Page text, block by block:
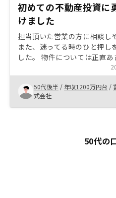
初めての不動産投資に
けました
担当頂いた営業の方に相談し
また、迷ってる時のひと押し
した。 物件については正直あ
てないので、営業の方を信頼
まいました。 ただ素人の私よ
確かだと思っます。 まだお
での実績がない為わかりませ
理体制だと思いました。 融資
定金利の話を契前にして頂け
50代後半 / 年収1200万円台 /
式会社
50代の